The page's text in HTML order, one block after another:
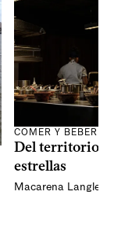
COMER Y BEBER
Del territorio a
estrellas
Macarena Langleib